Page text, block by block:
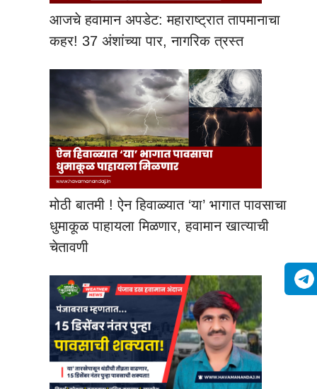
आजचे हवामान अपडेट: महाराष्ट्रात तापमानाचा
कहर! 37 अंशांच्या पार, नागरिक त्रस्त
मोठी बातमी ! ऐन हिवाळ्यात ‘या’ भागात पावसाचा
धुमाकूळ पाहायला मिळणार, हवामान खात्याची
चेतावणी